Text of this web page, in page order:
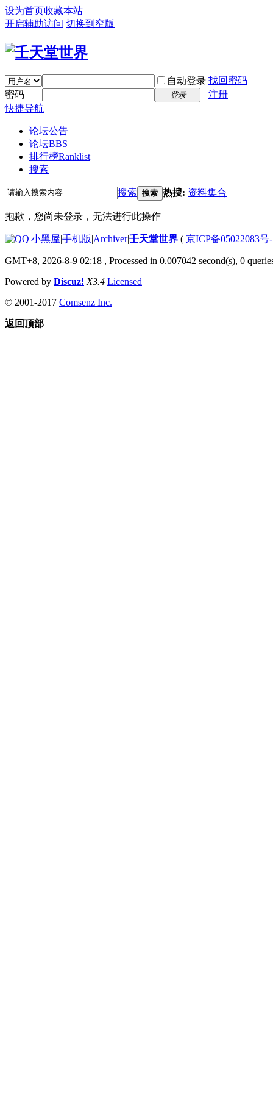
设为首页收藏本站
开启辅助访问 切换到窄版
自动登录 找回密码
密码
登录
注册
快捷导航
论坛公告
论坛BBS
排行榜Ranklist
搜索
搜索 搜索 热搜: 资料集合
抱歉，您尚未登录，无法进行此操作
|小黑屋|手机版|Archiver|壬天堂世界 ( 京ICP备05022083号
GMT+8, 2026-8-9 02:18 , Processed in 0.007042 second(s), 0
Powered by Discuz! X3.4 Licensed
© 2001-2017 Comsenz Inc.
返回顶部